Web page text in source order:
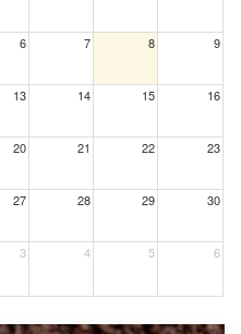
6 7 8 9
13 14 15 16
20 21 22 23
27 28 29 30
3 4 5 6